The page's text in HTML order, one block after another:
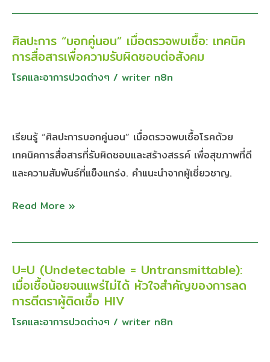
มี
เสี่ยง
แม้
ผล
ลบ
ศิลปะการ “บอกคู่นอน” เมื่อตรวจพบเชื้อ: เทคนิค
การสื่อสารเพื่อความรับผิดชอบต่อสังคม
โรคและอาการปวดต่างๆ / writer n8n
เรียนรู้ “ศิลปะการบอกคู่นอน” เมื่อตรวจพบเชื้อโรคด้วย
เทคนิคการสื่อสารที่รับผิดชอบและสร้างสรรค์ เพื่อสุขภาพที่ดี
และความสัมพันธ์ที่แข็งแกร่ง. คำแนะนำจากผู้เชี่ยวชาญ.
ศิลปะ
การ
“บอก
เมื่อ
ตรวจ
พบ
เทคนิค
สื่อสาร
ความ
รับ
ชอบ
Read More »
U=U (Undetectable = Untransmittable):
เมื่อเชื้อน้อยจนแพร่ไม่ได้ หัวใจสำคัญของการลด
การตีตราผู้ติดเชื้อ HIV
โรคและอาการปวดต่างๆ / writer n8n
U=U
(Undetectable
=
Untransmittable):